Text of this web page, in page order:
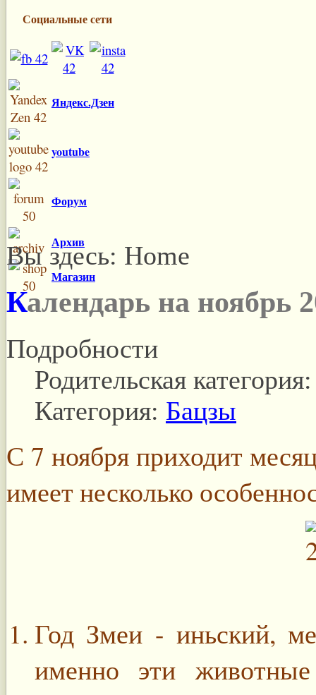
Социальные сети
Яндекс.Дзен
youtube
Форум
Архив
Магазин
Вы здесь: Home
Календарь на ноябрь
Подробности
Родительская
Категория: Бацзы
С 7 ноября приходит
имеет несколько
Год Змеи - иньский,
именно эти